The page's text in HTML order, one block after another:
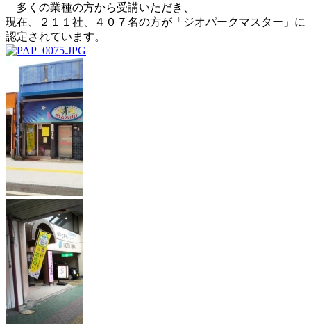
多くの業種の方から受講いただき、
現在、２１１社、４０７名の方が「ジオパークマスター」に
認定されています。